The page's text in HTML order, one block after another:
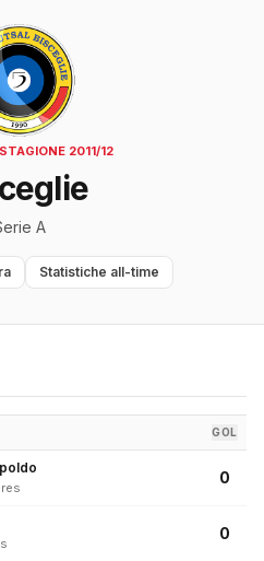
2011/12
A
Statistiche all-time
GOL
0
0